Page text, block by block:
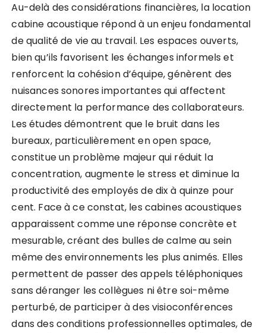
Au-delà des considérations financières, la location
cabine acoustique répond à un enjeu fondamental
de qualité de vie au travail. Les espaces ouverts,
bien qu’ils favorisent les échanges informels et
renforcent la cohésion d’équipe, génèrent des
nuisances sonores importantes qui affectent
directement la performance des collaborateurs.
Les études démontrent que le bruit dans les
bureaux, particulièrement en open space,
constitue un problème majeur qui réduit la
concentration, augmente le stress et diminue la
productivité des employés de dix à quinze pour
cent. Face à ce constat, les cabines acoustiques
apparaissent comme une réponse concrète et
mesurable, créant des bulles de calme au sein
même des environnements les plus animés. Elles
permettent de passer des appels téléphoniques
sans déranger les collègues ni être soi-même
perturbé, de participer à des visioconférences
dans des conditions professionnelles optimales, de